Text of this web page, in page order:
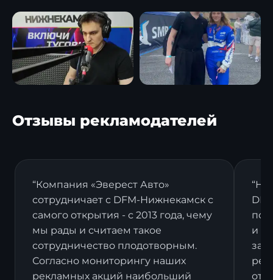
Отзывы рекламодателей
“Компания «Эверест Авто»
сотрудничает с DFM-Нижнекамск с
самого открытия - с 2013 года, чему
мы рады и считаем такое
сотрудничество плодотворным.
Согласно мониторингу наших
рекламных акций наибольший
и в